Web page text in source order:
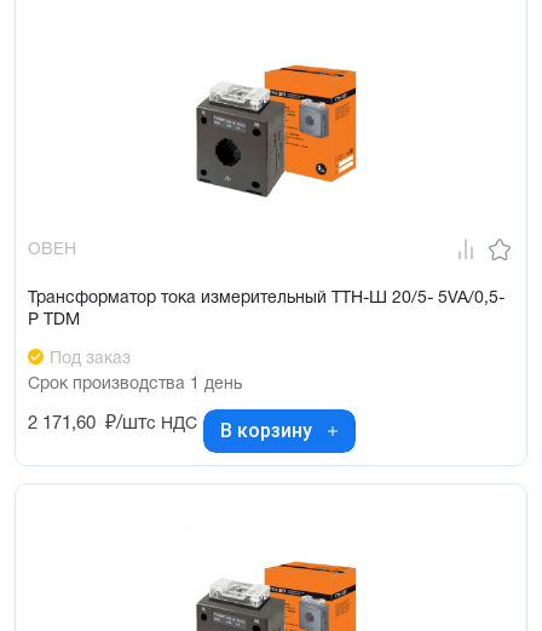
ОВЕН
Трансформатор тока измерительный ТТН-Ш 20/5- 5VA/0,5-
Р TDM
Под заказ
Срок производства 1 день
2 171,60 ₽/штс НДС В корзину